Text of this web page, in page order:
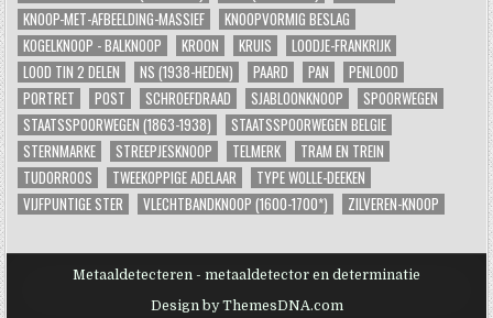
KNOOP-MET-AFBEELDING-MASSIEF
KNOOPVORMIG BESLAG
KOGELKNOOP - BALKNOOP
KROON KRUIS
LOODJE-FRANKRIJK
LOOD TIN 2 DELEN
NS (1938-HEDEN) PAARD PAN
PENLOOD
PORTRET
POST SCHROEFDRAAD SJABLOONKNOOP
SPOORWEGEN
STAATSSPOORWEGEN (1863-1938)
STAATSSPOORWEGEN BELGIE
STERNMARKE
STREEPJESKNOOP TELMERK
TRAM EN TREIN
TUDORROOS
TWEEKOPPIGE ADELAAR
TYPE WOLLE-DEEKEN
VIJFPUNTIGE STER
VLECHTBANDKNOOP (1600-1700*) ZILVEREN-KNOOP
Metaaldetecteren - metaaldetector en determinatie
Design by ThemesDNA.com